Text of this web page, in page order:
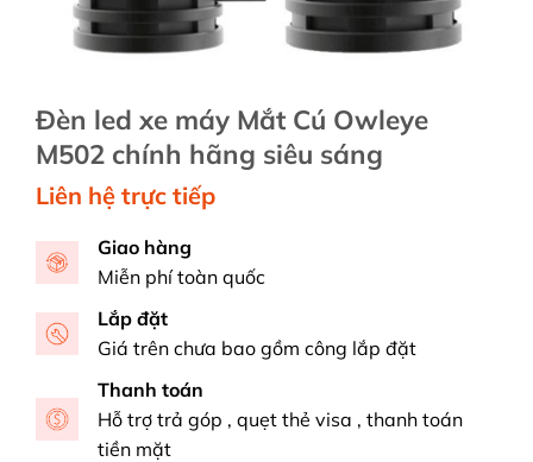
Đèn led xe máy Mắt Cú Owleye
M502 chính hãng siêu sáng
Liên hệ trực tiếp
Giao hàng
Miễn phí toàn quốc
Lắp đặt
Giá trên chưa bao gồm công lắp đặt
Thanh toán
Hỗ trợ trả góp , quẹt thẻ visa , thanh toán
tiền mặt